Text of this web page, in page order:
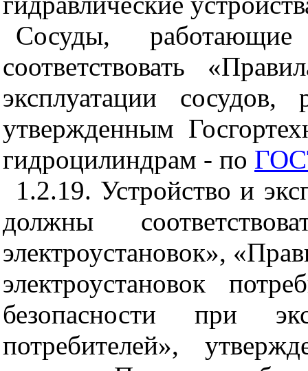
Сосуды,
соответствовать
эксплуатации
утвержденным
гидроцилиндрам - по
1.2.19. Устройство и
должны
электроустановок»,
электроустановок
безопасности при
потребителей»,